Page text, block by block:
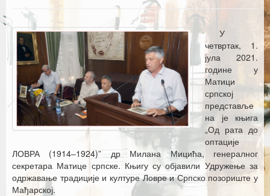
Каталог издања
Летопис Матице српске
Гласник Матице српске
Е–издања
Вести
Најаве
У
четвртак, 1.
јула 2021.
године у
Матици
српској
представље
на је књига
„Од рата до
оптације
ЛОВРА (1914‒1924)” др Милана Мицића, генералног
секретара Матице српске. Књигу су објавили Удружење за
одржавање традиције и културе Ловре и Српско позориште у
Мађарској.